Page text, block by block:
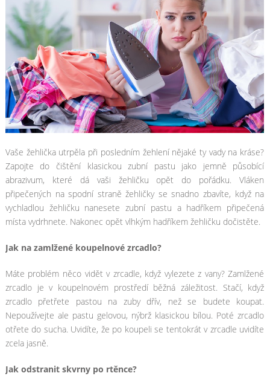
Vaše žehlička utrpěla při posledním žehlení nějaké ty vady na kráse?
Zapojte do čištění klasickou zubní pastu jako jemně působící
abrazivum, které dá vaši žehličku opět do pořádku. Vláken
připečených na spodní straně žehličky se snadno zbavíte, když na
vychladlou žehličku nanesete zubní pastu a hadříkem připečená
místa vydrhnete. Nakonec opět vlhkým hadříkem žehličku dočistěte.
Jak na zamlžené koupelnové zrcadlo?
Máte problém něco vidět v zrcadle, když vylezete z vany? Zamlžené
zrcadlo je v koupelnovém prostředí běžná záležitost. Stačí, když
zrcadlo přetřete pastou na zuby dřív, než se budete koupat.
Nepoužívejte ale pastu gelovou, nýbrž klasickou bílou. Poté zrcadlo
otřete do sucha. Uvidíte, že po koupeli se tentokrát v zrcadle uvidíte
zcela jasně.
Jak odstranit skvrny po rtěnce?